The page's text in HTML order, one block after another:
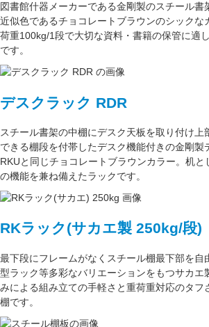
図書館什器メーカーである金剛製のスチール書
近似色であるチョコレートブラウンのシックな
荷重100kg/1段で大切な資料・書籍の保管に適
です。
デスクラック RDR
スチール書架の中棚にデスク天板を取り付け上
できる棚段を付帯したデスク機能付きの金剛製
RKUと同じチョコレートブラウンカラー。 机と
の機能を兼ね備えたラックです。
RKラック(サカエ製 250kg/段)
最下段にフレームがなくスチール棚最下部を自
型ラック等多彩なバリエーションをもつサカエ
みによる組み立ての手軽さと重荷重対応のタフ
棚です。